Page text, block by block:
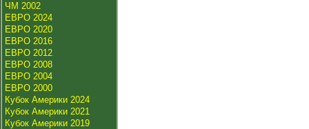
ЧМ 2002
ЕВРО 2024
ЕВРО 2020
ЕВРО 2016
ЕВРО 2012
ЕВРО 2008
ЕВРО 2004
ЕВРО 2000
Кубок Америки 2024
Кубок Америки 2021
Кубок Америки 2019